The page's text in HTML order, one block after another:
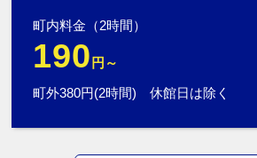
町内料金（2時間）
190 円～
町外380円(2時間) 休館日は除く